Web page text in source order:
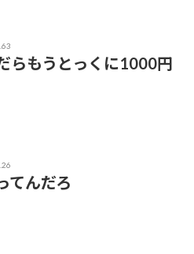
らもうとっくに1000円
てんだろ